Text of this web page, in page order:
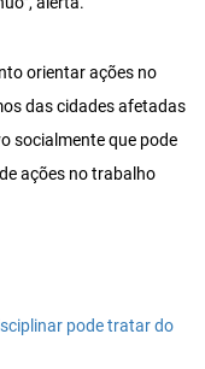
orientar ações no
das cidades afetadas
socialmente que pode
ações no trabalho
pode tratar do